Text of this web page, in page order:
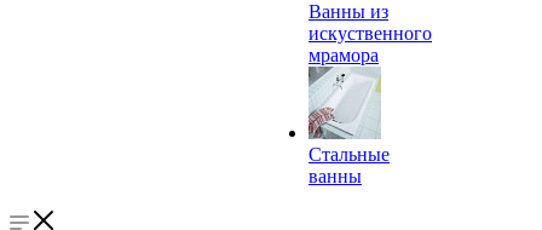
Ванны из
искуственного
мрамора
Стальные
ванны